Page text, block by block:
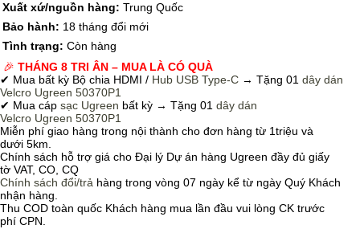
Xuất xứ/nguồn hàng: Trung Quốc
Bảo hành: 18 tháng đổi mới
Tình trạng: Còn hàng
🎉 THÁNG 8 TRI ÂN – MUA LÀ CÓ QUÀ
✔ Mua bất kỳ Bộ chia HDMI / Hub USB Type-C → Tặng 01 dây dán
Velcro Ugreen 50370P1
✔ Mua cáp sạc Ugreen bất kỳ → Tặng 01 dây dán
Velcro Ugreen 50370P1
Miễn phí giao hàng trong nội thành cho đơn hàng từ 1triệu và
dưới 5km.
Chính sách hỗ trợ giá cho Đại lý Dự án hàng Ugreen đầy đủ giấy
tờ VAT, CO, CQ
Chính sách đổi/trả hàng trong vòng 07 ngày kể từ ngày Quý Khách
nhận hàng.
Thu COD toàn quốc Khách hàng mua lần đầu vui lòng CK trước
phí CPN.